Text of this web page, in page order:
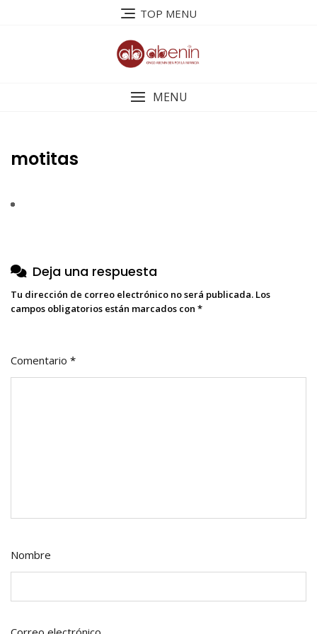
TOP MENU
MENU
motitas
Deja una respuesta
Tu dirección de correo electrónico no será publicada. Los
campos obligatorios están marcados con *
Comentario *
Nombre